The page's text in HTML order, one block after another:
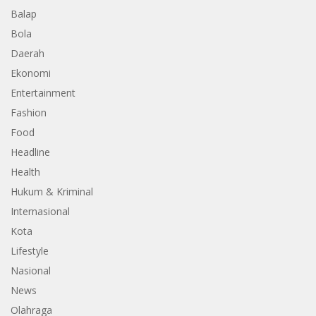
Balap
Bola
Daerah
Ekonomi
Entertainment
Fashion
Food
Headline
Health
Hukum & Kriminal
Internasional
Kota
Lifestyle
Nasional
News
Olahraga